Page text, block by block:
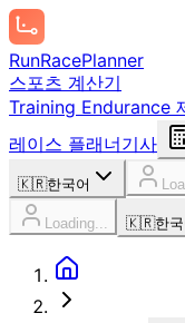
RunRacePlanner
스포츠 계산기
Training Endurance
레이스 플래너기사
🇰🇷한국어
Loading... 🇰🇷한국